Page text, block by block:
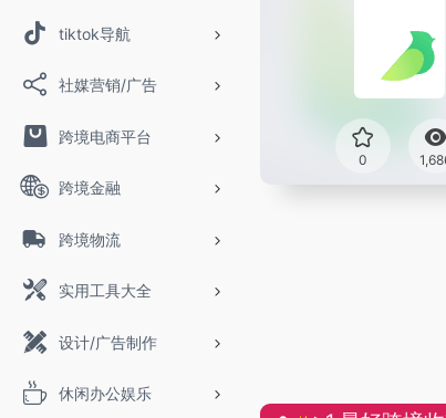
tiktok导航
社媒营销/广告
跨境电商平台
跨境金融
跨境物流
实用工具大全
设计/广告制作
休闲办公娱乐
0